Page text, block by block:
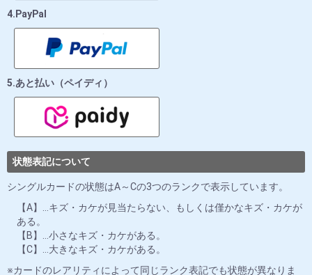
4.PayPal
5.あと払い（ペイディ）
状態表記について
シングルカードの状態はA～Cの3つのランクで表示しています。
【A】…キズ・カケが見当たらない、もしくは僅かなキズ・カケが
ある。
【B】…小さなキズ・カケがある。
【C】…大きなキズ・カケがある。
カードのレアリティによって同じランク表記でも状態が異なりま